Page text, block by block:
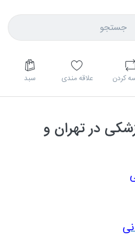
كردن علاقه مندی سبد
در تهران و